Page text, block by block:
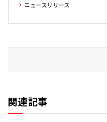
ニュースリリース
関連記事